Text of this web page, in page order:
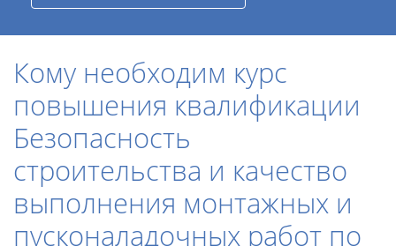
Кому необходим курс
повышения квалификации
Безопасность
строительства и качество
выполнения монтажных и
пусконаладочных работ по